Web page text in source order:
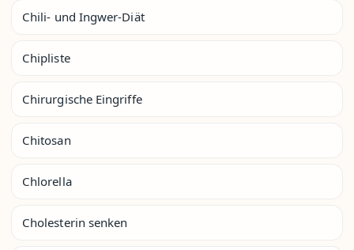
Chili- und Ingwer-Diät
Chipliste
Chirurgische Eingriffe
Chitosan
Chlorella
Cholesterin senken